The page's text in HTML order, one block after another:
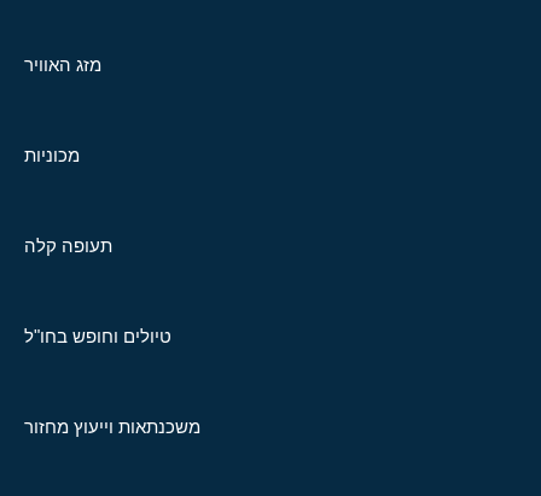
מזג האוויר
מכוניות
תעופה קלה
טיולים וחופש בחו"ל
משכנתאות וייעוץ מחזור